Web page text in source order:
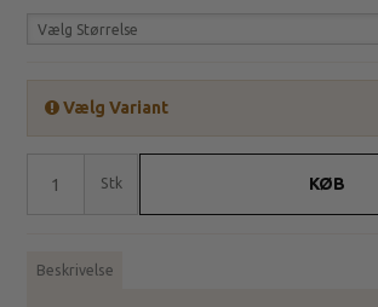
Vælg Størrelse
Vælg Variant
Stk KØB
Beskrivelse